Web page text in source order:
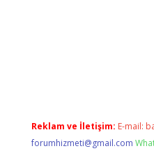
Reklam ve İletişim: E-mail:
forumhizmeti@gmail.com